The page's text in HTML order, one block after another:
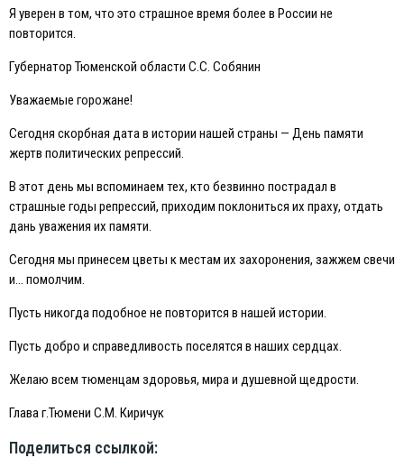
Я уверен в том, что это страшное время более в России не
повторится.
Губернатор Тюменской области С.С. Собянин
Уважаемые горожане!
Сегодня скорбная дата в истории нашей страны — День памяти
жертв политических репрессий.
В этот день мы вспоминаем тех, кто безвинно пострадал в
страшные годы репрессий, приходим поклониться их праху, отдать
дань уважения их памяти.
Сегодня мы принесем цветы к местам их захоронения, зажжем свечи
и… помолчим.
Пусть никогда подобное не повторится в нашей истории.
Пусть добро и справедливость поселятся в наших сердцах.
Желаю всем тюменцам здоровья, мира и душевной щедрости.
Глава г.Тюмени С.М. Киричук
Поделиться ссылкой: